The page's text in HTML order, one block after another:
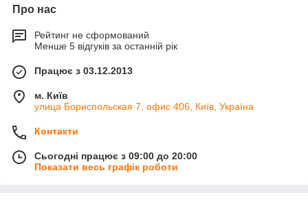
Про нас
Рейтинг не сформований
Менше 5 відгуків за останній рік
Працює з 03.12.2013
м. Київ
улица Бориспольская 7, офис 406, Київ, Україна
Контакти
Сьогодні працює з 09:00 до 20:00
Показати весь графік роботи